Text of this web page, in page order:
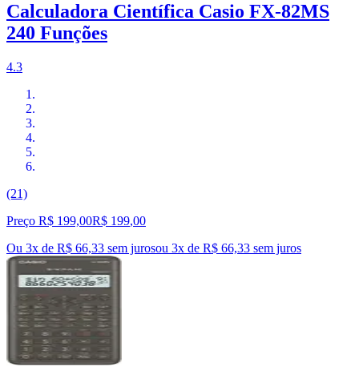
Calculadora Científica Casio FX-82MS
240 Funções
4.3
(21)
Preço R$ 199,00R$ 199,00
Ou 3x de R$ 66,33 sem jurosou 3x de R$ 66,33 sem juros